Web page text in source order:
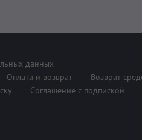
данных
Оплата и возврат
Возврат
Соглашение с подпиской